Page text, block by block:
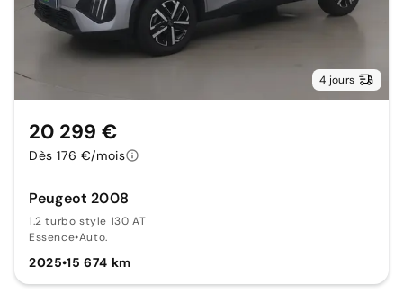
4 jours
Peugeot 2008
1.2 turbo style 130 AT
Essence•Auto.
2025•15 674 km
20 299 €
Dès 176 €/mois